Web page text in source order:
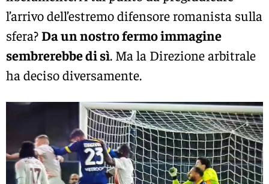
l’arrivo dell’estremo difensore romanista sulla
sfera?Da un nostro fermo immagine
sembrerebbe di sì. Ma la Direzione arbitrale
ha deciso diversamente.